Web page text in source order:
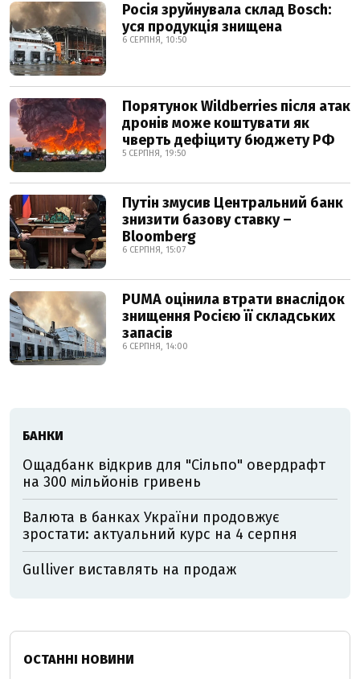
Росія зруйнувала склад Bosch:
уся продукція знищена
6 СЕРПНЯ, 10:50
Порятунок Wildberries після атак
дронів може коштувати як
чверть дефіциту бюджету РФ
5 СЕРПНЯ, 19:50
Путін змусив Центральний банк
знизити базову ставку –
Bloomberg
6 СЕРПНЯ, 15:07
PUMA оцінила втрати внаслідок
знищення Росією її складських
запасів
6 СЕРПНЯ, 14:00
БАНКИ
Ощадбанк відкрив для "Сільпо" овердрафт
на 300 мільйонів гривень
Валюта в банках України продовжує
зростати: актуальний курс на 4 серпня
Gulliver виставлять на продаж
ОСТАННІ НОВИНИ